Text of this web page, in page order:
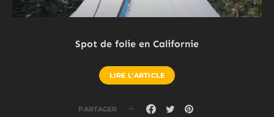
Spot de folie en Californie
LIRE L'ARTICLE
PARTAGER